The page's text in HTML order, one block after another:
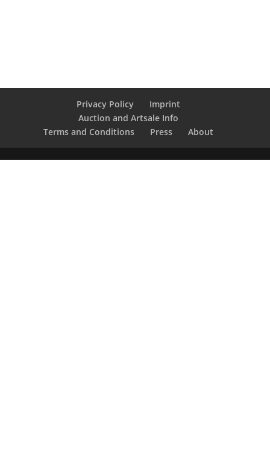
Privacy Policy
Imprint
Auction and Artsale Info
Terms and Conditions
Press About